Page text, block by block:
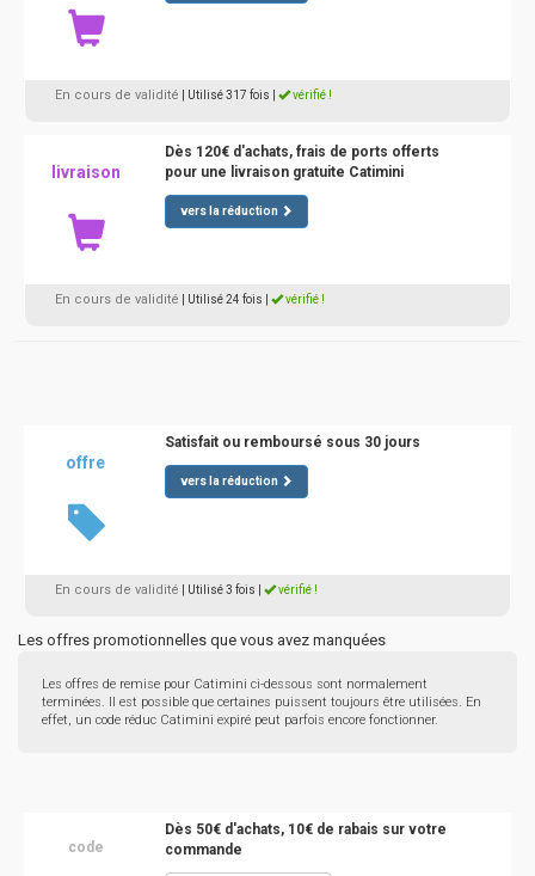
En cours de validité | Utilisé 317 fois vérifié !
livraison
Dès 120€ d'achats, frais de ports offerts
pour une livraison gratuite Catimini
vers la réduction
En cours de validité | Utilisé 24 fois vérifié !
offre
Satisfait ou remboursé sous 30 jours
vers la réduction
En cours de validité | Utilisé 3 fois vérifié !
Les offres promotionnelles que vous avez manquées
Les offres de remise pour Catimini ci-dessous sont normalement
terminées. Il est possible que certaines puissent toujours être utilisées. En
effet, un code réduc Catimini expiré peut parfois encore fonctionner.
code
Dès 50€ d'achats, 10€ de rabais sur votre
commande